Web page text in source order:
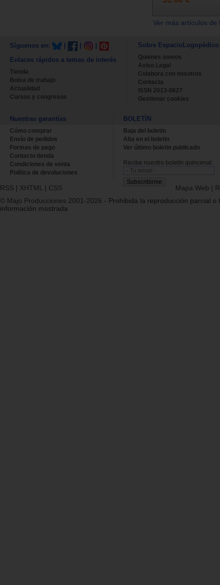
Ver más artículos
Síguenos en:
Enlaces rápidos a temas de interés
Tienda
Bolsa de trabajo
Actualidad
Cursos y congresos
Sobre EspacioLogopédico
Quienes somos
Aviso Legal
Colabora con nosotros
Contacta
ISSN 2013-0627
Gestionar cookies
Nuestras garantías
Cómo comprar
Envío de pedidos
Formas de pago
Contacto tienda
Condiciones de venta
Política de devoluciones
BOLETÍN
Baja del boletin
Alta en el boletin
Ver último boletin publicado
Recibe nuestro boletín quincenal.
RSS | XHTML | CSS Mapa Web |
© Majo Producciones 2001-2026 - Prohibida la reproducción parcial o
información mostrada